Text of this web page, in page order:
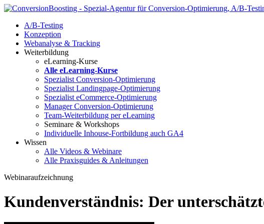
A/B-Testing
Konzeption
Webanalyse & Tracking
Weiterbildung
eLearning-Kurse
Alle eLearning-Kurse
Spezialist Conversion-Optimierung
Spezialist Landingpage-Optimierung
Spezialist eCommerce-Optimierung
Manager Conversion-Optimierung
Team-Weiterbildung per eLearning
Seminare & Workshops
Individuelle Inhouse-Fortbildung auch GA4
Wissen
Alle Videos & Webinare
Alle Praxisguides & Anleitungen
Webinaraufzeichnung
Kundenverständnis: Der